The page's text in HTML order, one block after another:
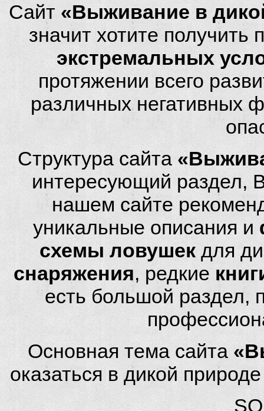
Сайт «Выживание в
значит хотите
экстремальных
протяжении всего
различных негативных
Структура сайта
интересующий раздел,
нашем сайте
уникальные описания и
схемы ловушек для
снаряжения, редкие
есть большой
Основная тема сайта
оказаться в дикой